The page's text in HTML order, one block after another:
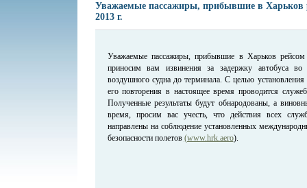
Уважаемые пассажиры, прибывшие в Харьков
2013 г.
Уважаемые пассажиры, прибывшие в Харьков
приносим вам извинения за задержку автобуса
воздушного судна до терминала. С целью
его повторения в настоящее время проводится
Полученные результаты будут обнародованы, а
время, просим вас учесть, что действия всех
направлены на соблюдение установленных
безопасности полетов (www.hrk.aero).